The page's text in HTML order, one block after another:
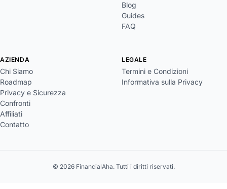
Blog
Guides
FAQ
AZIENDA
Chi Siamo
Roadmap
Privacy e Sicurezza
Confronti
Affiliati
Contatto
LEGALE
Termini e Condizioni
Informativa sulla Privacy
© 2026 FinancialAha. Tutti i diritti riservati.